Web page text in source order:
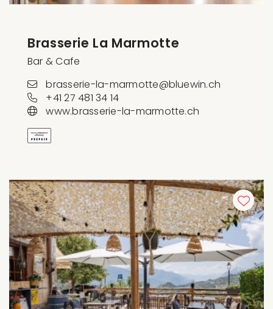
Brasserie La Marmotte
Bar & Cafe
brasserie-la-marmotte@bluewin.ch
+41 27 481 34 14
www.brasserie-la-marmotte.ch